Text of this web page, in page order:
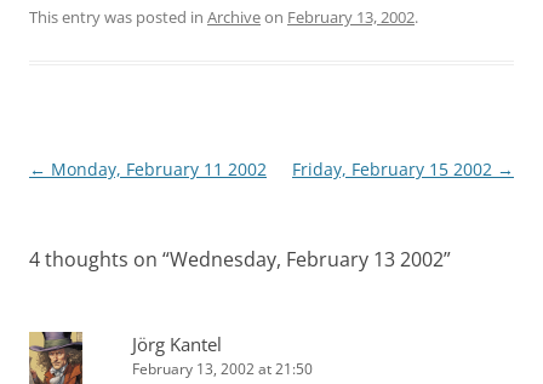
This entry was posted in Archiveon February 13, 2002.
Post
← Monday, February 11 2002 Friday, February 15 2002 →
4 thoughts on “Wednesday, February 13 2002”
Jörg Kantel
February 13, 2002 at 21:50